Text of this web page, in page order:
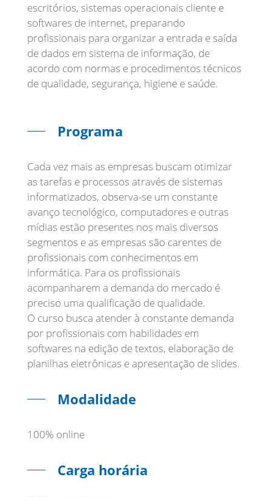
escritórios, sistemas operacionais cliente e
softwares de internet, preparando
profissionais para organizar a entrada e saída
de dados em sistema de informação, de
acordo com normas e procedimentos técnicos
de qualidade, segurança, higiene e saúde.
Programa
Cada vez mais as empresas buscam otimizar
as tarefas e processos através de sistemas
informatizados, observa-se um constante
avanço tecnológico, computadores e outras
mídias estão presentes nos mais diversos
segmentos e as empresas são carentes de
profissionais com conhecimentos em
informática. Para os profissionais
acompanharem a demanda do mercado é
preciso uma qualificação de qualidade.
O curso busca atender à constante demanda
por profissionais com habilidades em
softwares na edição de textos, elaboração de
Modalidade
100% online
Carga horária